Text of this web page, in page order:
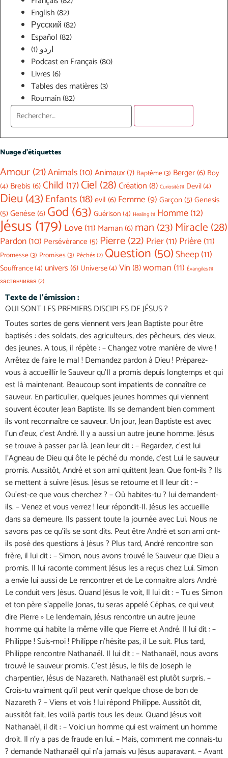
English(82)
Русский(82)
Español(82)
اردو(1)
Podcast en Français(80)
Livres(6)
Tables des matières(3)
Roumain(82)
Nuage d’étiquettes
Amour(21)Animals(10)Animaux(7) Baptême(3) Berger(6) Boy
(4) Brebis(6)Child (17)Ciel(28)Création(8) Curiosité(1) Devil(4)
Dieu(43)Enfants(18)evil(6)Femme(9) Garçon(5)Genesis
(5)Genèse(6)God(63) Guérison(4) Healing(1) Homme(12)
Jésus(179) Love(11) Maman(6)man (23) Miracle(28)
Pardon(10) Persévérance (5) Pierre(22) Prier(11) Prière(11)
Promesse(3) Promises(3) Péchés(2) Question (50)Sheep(11)
Souffrance(4) univers(6) Universe(4) Vin(8)woman (11) Évangiles(1)
застенчивая(2)
Texte de l'émission :
QUI SONT LES PREMIERS DISCIPLES DE JÉSUS ?
Toutes sortes de gens viennent vers Jean Baptiste pour être
baptisés : des soldats, des agriculteurs, des pêcheurs, des vieux,
des jeunes. A tous, il répète : – Changez votre manière de vivre !
Arrêtez de faire le mal ! Demandez pardon à Dieu ! Préparez-
vous à accueillir le Sauveur qu’Il a promis depuis longtemps et qui
est là maintenant. Beaucoup sont impatients de connaître ce
sauveur. En particulier, quelques jeunes hommes qui viennent
souvent écouter Jean Baptiste. Ils se demandent bien comment
ils vont reconnaître ce sauveur. Un jour, Jean Baptiste est avec
l’un d’eux, c’est André. Il y a aussi un autre jeune homme. Jésus
se trouve à passer par là. Jean leur dit : – Regardez, c’est lui
l’Agneau de Dieu qui ôte le péché du monde, c’est Lui le sauveur
promis. Aussitôt, André et son ami quittent Jean. Que font-ils ? Ils
se mettent à suivre Jésus. Jésus se retourne et Il leur dit : –
Qu’est-ce que vous cherchez ? – Où habites-tu ? lui demandent-
ils. – Venez et vous verrez ! leur répondit-Il. Jésus les accueille
dans sa demeure. Ils passent toute la journée avec Lui. Nous ne
savons pas ce qu’ils se sont dits. Peut être André et son ami ont-
ils posé des questions à Jésus ? Plus tard, André rencontre son
frère, il lui dit : – Simon, nous avons trouvé le Sauveur que Dieu a
promis. Il lui raconte comment Jésus les a reçus chez Lui. Simon
a envie lui aussi de Le rencontrer et de Le connaitre alors André
Le conduit vers Jésus. Quand Jésus le voit, Il lui dit : – Tu es Simon
et ton père s’appelle Jonas, tu seras appelé Céphas, ce qui veut
dire Pierre » Le lendemain, Jésus rencontre un autre jeune
homme qui habite la même ville que Pierre et André. Il lui dit : –
Philippe ! Suis-moi ! Philippe n’hésite pas, il Le suit. Plus tard,
Philippe rencontre Nathanaël. Il lui dit : – Nathanaël, nous avons
trouvé le sauveur promis. C’est Jésus, le fils de Joseph le
charpentier, Jésus de Nazareth. Nathanaël est plutôt surpris. –
Crois-tu vraiment qu’il peut venir quelque chose de bon de
Nazareth ? – Viens et vois ! lui répond Philippe. Aussitôt dit,
aussitôt fait, les voilà partis tous les deux. Quand Jésus voit
Nathanaël, il dit : – Voici un homme qui est vraiment un homme
droit. Il n’y a pas de fraude en lui. – Mais, comment me connais-tu
? demande Nathanaël qui n’a jamais vu Jésus auparavant. – Avant